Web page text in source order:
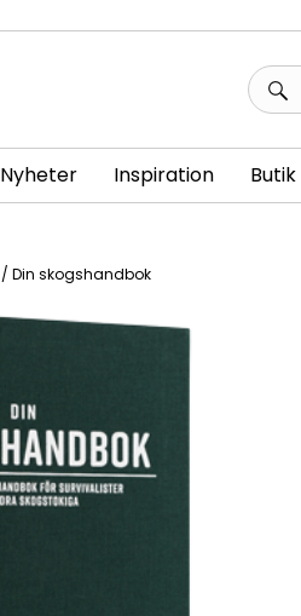
Sök
efter:
Nyheter Inspiration Butik
/ Din skogshandbok